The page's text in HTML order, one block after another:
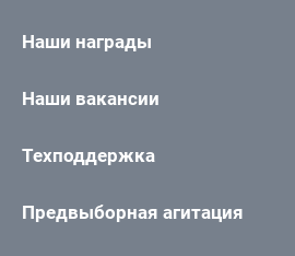
Наши награды
Наши вакансии
Техподдержка
Предвыборная агитация